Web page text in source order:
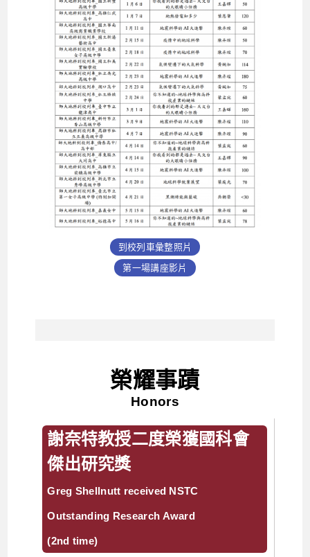
到校列車彙整照片
第一場講座影片
榮耀事蹟
Honors
謝奈特教授二度榮獲國科會
傑出研究獎
Greg Shellnutt received NSTC
Outstanding Research Award
(2nd time)